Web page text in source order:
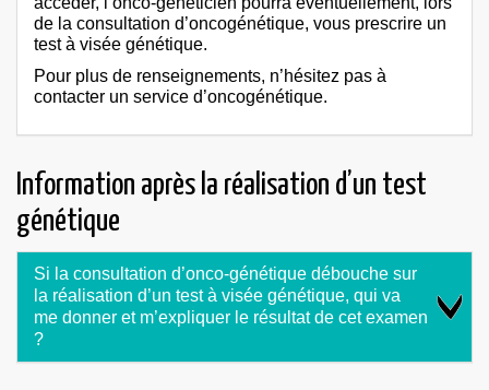
de la consultation d’oncogénétique, vous prescrire un
test à visée génétique.
Pour plus de renseignements, n’hésitez pas à
contacter un service d’oncogénétique.
Information après la réalisation d’un test
génétique
Si la consultation d’onco-génétique débouche sur
la réalisation d’un test à visée génétique, qui va
me donner et m’expliquer le résultat de cet examen
?